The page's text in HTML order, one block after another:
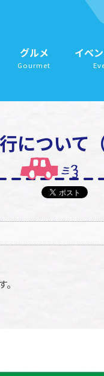
グルメ
Gourmet
イベ
について